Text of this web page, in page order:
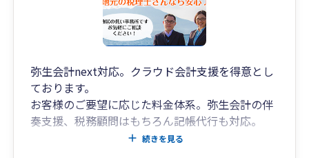
[鹿児島]鹿児島市中町11-4 099-248-8778
[宮 崎]宮崎市旭2-1-5 0985-77-5477
[熊 本]熊本市中央区坪井6-23-3 096-345-6211
[相続税専門]福岡市中央区長浜2-2-8 092-718-
2900
弥生会計next対応。クラウド会計支援を得意とし
ております。
お客様のご要望に応じた料金体系。弥生会計の伴
奏支援、税務顧問はもちろん記帳代行も対応。
昭和２６年創業。スタッフ数２０名。年商１億円
続きを見る